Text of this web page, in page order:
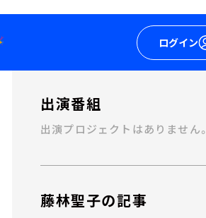
ログイン
出演番組
出演プロジェクトはありません。
藤林聖子の記事